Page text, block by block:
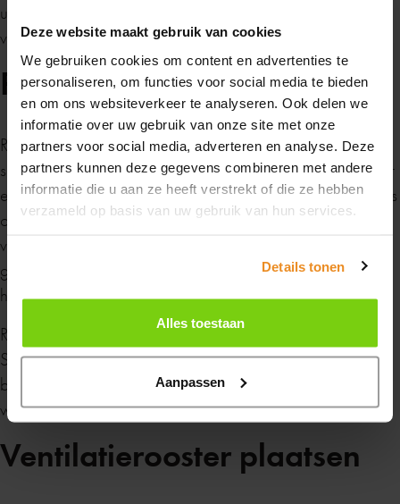
Deze website maakt gebruik van cookies
We gebruiken cookies om content en advertenties te
personaliseren, om functies voor social media te bieden
en om ons websiteverkeer te analyseren. Ook delen we
informatie over uw gebruik van onze site met onze
partners voor social media, adverteren en analyse. Deze
partners kunnen deze gegevens combineren met andere
informatie die u aan ze heeft verstrekt of die ze hebben
verzameld op basis van uw gebruik van hun services.
Details tonen
Alles toestaan
Aanpassen
u het warmteverlies beperken? Kies dan voor een
ventilatierooster.
Roosters
Raamventilatie gaat via roosters. Er zijn verschillende
soorten verkrijgbaar. Voor ieder type raamkozijn bestaat er
een ventilatierooster. Het kan geplaatst worden op het glas
of in het kozijn. Hierdoor hoeft niet het volledige kozijn
vervangen worden, het kan ook in het bestaande kozijn
geplaatst worden. Er bestaan zelfs ventilatieroosters voor
het dak of dakvenster.
Raamventilatieroosters laten verse lucht naar binnen.
Sommige roosters hebben een pollenfilter. Daarnaast
bestaan er roosters die ervoor zorgen dat er bij stevige
wind niet te veel koude lucht binnenkomt.
Ventilatierooster plaatsen
Van maandag 20 juli tot en met maandag 10
augustus zijn wij gesloten in verband met de
zomervakantie.
Heb je in de tussentijd een vraag? Stuur ons
gerust eenberichtje , dan nemen we zo snel
contact